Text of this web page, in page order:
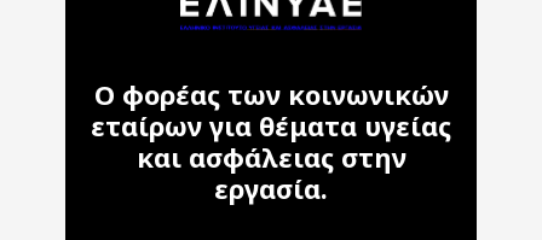
Ο φορέας των κοινωνικών
εταίρων για θέματα υγείας
και ασφάλειας στην
εργασία.